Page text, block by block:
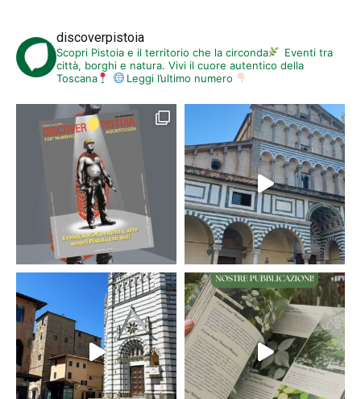
discoverpistoia
Scopri Pistoia e il territorio che la circonda
Eventi tra
città, borghi e natura. Vivi il cuore autentico della
Toscana
Leggi l’ultimo numero